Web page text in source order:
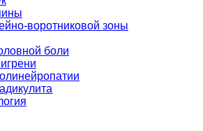
воротниковой зоны
боли